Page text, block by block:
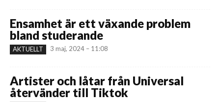
Ensamhet är ett växande problem
bland studerande
AKTUELLT 3 maj, 2024 – 11:08
Artister och låtar från Universal
återvänder till Tiktok